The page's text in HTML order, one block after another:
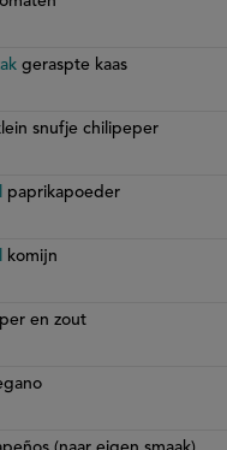
geraspte kaas
snufje chilipeper
paprikapoeder
komijn
en zout